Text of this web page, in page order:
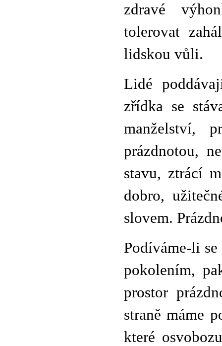
zdravé
tolerovat
lidskou vůli.
Lidé
zřídka se
manželství,
prázdnotou,
stavu, ztrácí
dobro,
slovem.
Podíváme-li
pokolením,
prostor
straně máme
které